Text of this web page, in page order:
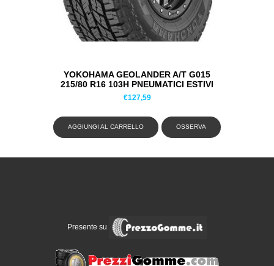
YOKOHAMA GEOLANDER A/T G015
215/80 R16 103H PNEUMATICI ESTIVI
€127,59
AGGIUNGI AL CARRELLO OSSERVA
Presente su